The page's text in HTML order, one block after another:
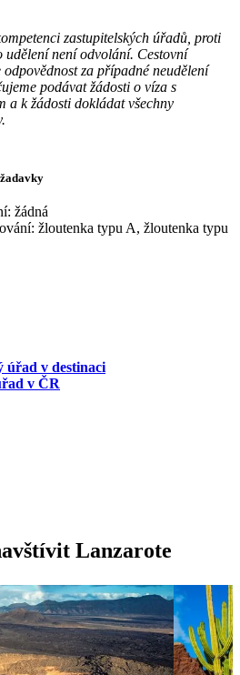
zastupitelských úřadů, proti
udělení není odvolání. Cestovní
za případné neudělení
podávat žádosti o víza s
a k žádosti dokládat všechny
žádná
žloutenka typu A, žloutenka typu
úřad v destinaci
v ČR
Lanzarote